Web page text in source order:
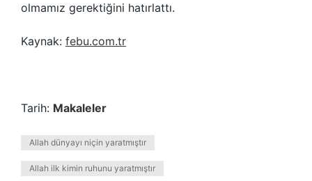
olmamız gerektiğini hatırlattı.
Kaynak: febu.com.tr
Tarih: Makaleler
Allah dünyayı niçin yaratmıştır
Allah ilk kimin ruhunu yaratmıştır